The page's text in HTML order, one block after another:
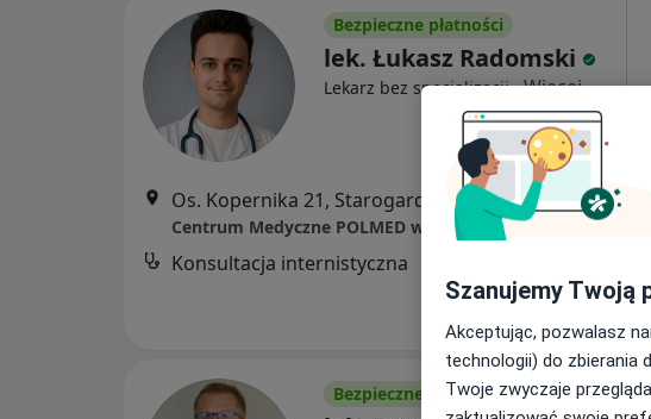
Bezpieczne płatności
lek. Łukasz Radomski
Lekarz bez specjalizacji·Więcej
Os. Kopernika 21, Starogard Gdański•Mapa
Centrum Medyczne POLMED w Starogardzie Gdańskim
Konsultacja internistyczna
Bezpieczne płatności
Szanujemy Twoją
Akceptując, pozwalasz
technologii) do zbierania
Twoje zwyczaje